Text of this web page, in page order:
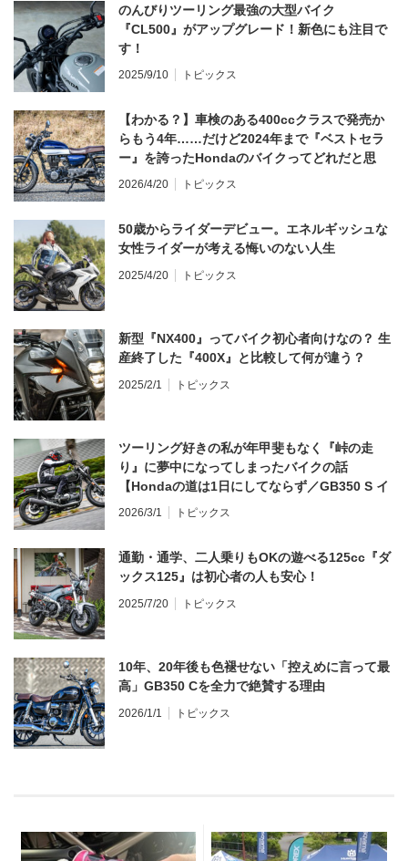
のんびりツーリング最強の大型バイク
『CL500』がアップグレード！新色にも注目で
す！
2025/9/10 トピックス
【わかる？】車検のある400ccクラスで発売か
らもう4年……だけど2024年まで『ベストセラ
ー』を誇ったHondaのバイクってどれだと思
う？
2026/4/20 トピックス
50歳からライダーデビュー。エネルギッシュな
女性ライダーが考える悔いのない人生
2025/4/20 トピックス
新型『NX400』ってバイク初心者向けなの？ 生
産終了した『400X』と比較して何が違う？
2025/2/1 トピックス
ツーリング好きの私が年甲斐もなく『峠の走
り』に夢中になってしまったバイクの話
【Hondaの道は1日にしてならず／GB350 S イ
ンプレ・レビュー 前編】
2026/3/1 トピックス
通勤・通学、二人乗りもOKの遊べる125cc『ダ
ックス125』は初心者の人も安心！
2025/7/20 トピックス
10年、20年後も色褪せない「控えめに言って最
高」GB350 Cを全力で絶賛する理由
2026/1/1 トピックス